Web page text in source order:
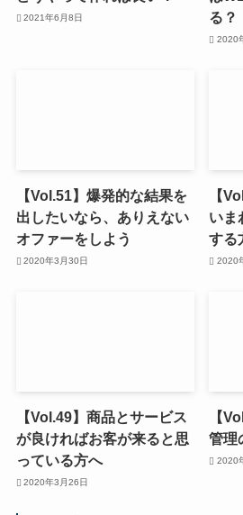
2021年6月8日
る？
2020
【Vol.51】爆発的な結果を
出したいなら、ありえない
オファーをしよう
2020年3月30日
【
いま
する
2020
【Vol.49】商品とサービス
が良ければお客が来ると思
っている方へ
2020年3月26日
【
管理
2020